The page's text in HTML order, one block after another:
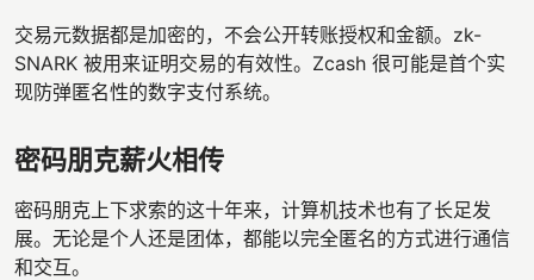
交易元数据都是加密的，不会公开转账授权和金额。zk-
SNARK 被用来证明交易的有效性。Zcash 很可能是首个实
现防弹匿名性的数字支付系统。
密码朋克薪火相传
密码朋克上下求索的这十年来，计算机技术也有了长足发
展。无论是个人还是团体，都能以完全匿名的方式进行通信
和交互。